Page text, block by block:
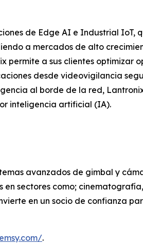
de Edge AI e Industrial
a mercados de alto
permite a sus clientes
desde videovigilancia
al borde de la red,
inteligencia artificial (IA).
avanzados de gimbal y
sectores como;
en un socio de confianza
.